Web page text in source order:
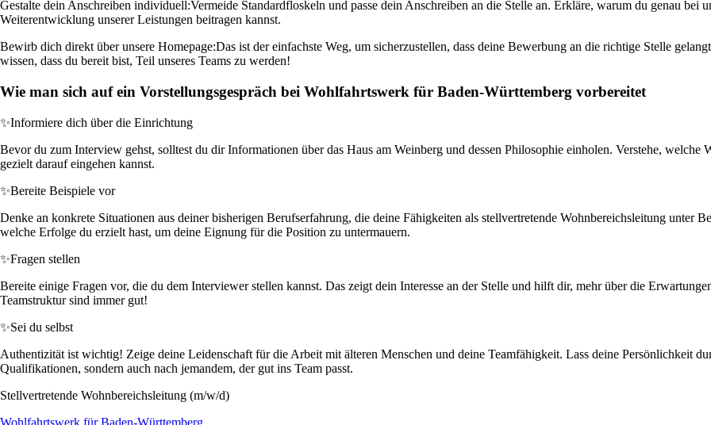
Gestalte dein Anschreiben individuell:Vermeide Standardfloskeln und passe dein Anschreiben an die Stelle an. Erkläre, warum du genau bei
Weiterentwicklung unserer Leistungen beitragen kannst.
Bewirb dich direkt über unsere Homepage:Das ist der einfachste Weg, um sicherzustellen, dass deine Bewerbung an die richtige Stelle
wissen, dass du bereit bist, Teil unseres Teams zu werden!
Wie man sich auf ein Vorstellungsgespräch bei Wohlfahrtswerk für Baden-Württemberg vorbereitet
✨Informiere dich über die Einrichtung
Bevor du zum Interview gehst, solltest du dir Informationen über das Haus am Weinberg und dessen Philosophie einholen. Verstehe,
gezielt darauf eingehen kannst.
✨Bereite Beispiele vor
Denke an konkrete Situationen aus deiner bisherigen Berufserfahrung, die deine Fähigkeiten als stellvertretende Wohnbereichsleitung unter
welche Erfolge du erzielt hast, um deine Eignung für die Position zu untermauern.
✨Fragen stellen
Bereite einige Fragen vor, die du dem Interviewer stellen kannst. Das zeigt dein Interesse an der Stelle und hilft dir, mehr über die
Teamstruktur sind immer gut!
✨Sei du selbst
Authentizität ist wichtig! Zeige deine Leidenschaft für die Arbeit mit älteren Menschen und deine Teamfähigkeit. Lass deine Persönlichkeit
Qualifikationen, sondern auch nach jemandem, der gut ins Team passt.
Stellvertretende Wohnbereichsleitung (m/w/d)
Wohlfahrtswerk für Baden-Württemberg